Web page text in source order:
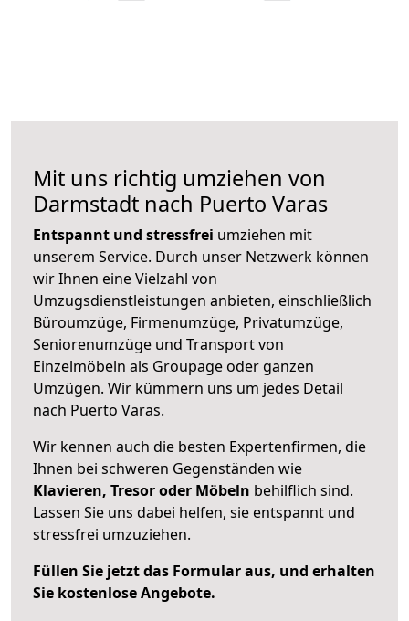
Mit uns richtig umziehen von
Darmstadt nach Puerto Varas
Entspannt und stressfrei umziehen mit
unserem Service. Durch unser Netzwerk können
wir Ihnen eine Vielzahl von
Umzugsdienstleistungen anbieten, einschließlich
Büroumzüge, Firmenumzüge, Privatumzüge,
Seniorenumzüge und Transport von
Einzelmöbeln als Groupage oder ganzen
Umzügen. Wir kümmern uns um jedes Detail
nach Puerto Varas.
Wir kennen auch die besten Expertenfirmen, die
Ihnen bei schweren Gegenständen wie
Klavieren, Tresor oder Möbeln behilflich sind.
Lassen Sie uns dabei helfen, sie entspannt und
stressfrei umzuziehen.
Füllen Sie jetzt das Formular aus, und erhalten
Sie kostenlose Angebote.